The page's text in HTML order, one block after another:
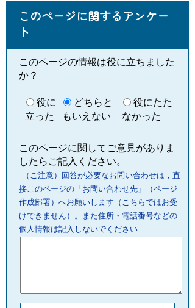
このページに関するアンケー
ト
このページの情報は役に立ちました
か？
役に
立った
どちらと
もいえない
役にたた
なかった
このページに関してご意見がありま
したらご記入ください。
（ご注意）回答が必要なお問い合わせは，直
接このページの「お問い合わせ先」（ページ
作成部署）へお願いします（こちらではお受
けできません）。また住所・電話番号などの
個人情報は記入しないでください